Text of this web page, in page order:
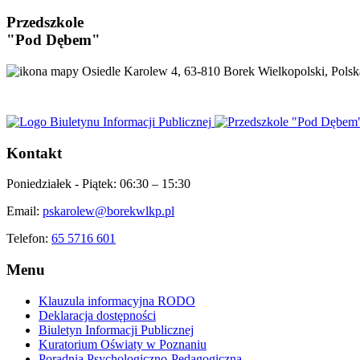
Przedszkole
"Pod Dębem"
Osiedle Karolew 4, 63-810 Borek Wielkopolski,
Kontakt
Poniedziałek - Piątek: 06:30 – 15:30
Email: pskarolew@borekwlkp.pl
Telefon: 65 5716 601
Menu
Klauzula informacyjna RODO
Deklaracja dostępności
Biuletyn Informacji Publicznej
Kuratorium Oświaty w Poznaniu